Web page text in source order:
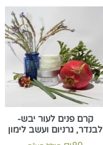
קרם פנים לעור יבש-
לבנדר, גרניום ועשב לימון